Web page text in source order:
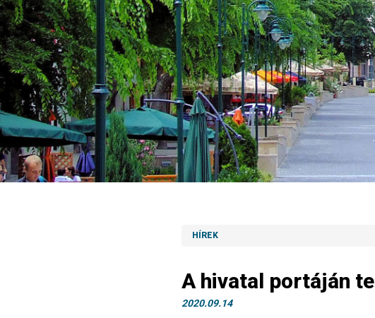
HÍREK
A hivatal portáján
2020.09.14